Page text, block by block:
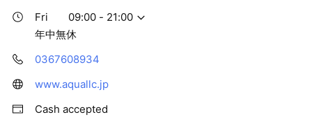
Fri
09:00 - 21:00
年中無休
0367608934
www.aquallc.jp
Cash accepted